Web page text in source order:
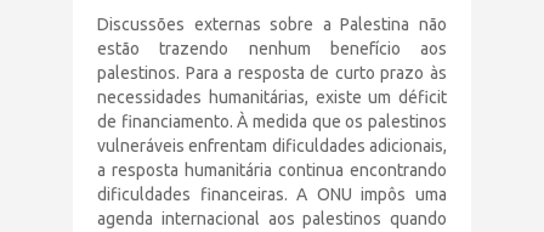
Discussões externas sobre a Palestina não
estão trazendo nenhum benefício aos
palestinos. Para a resposta de curto prazo às
necessidades humanitárias, existe um déficit
de financiamento. À medida que os palestinos
vulneráveis ​​enfrentam dificuldades adicionais,
a resposta humanitária continua encontrando
dificuldades financeiras. A ONU impôs uma
agenda internacional aos palestinos quando